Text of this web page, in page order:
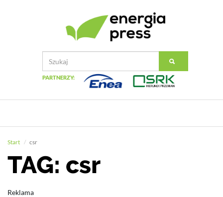
PARTNERZY:
Start csr
TAG: csr
Reklama